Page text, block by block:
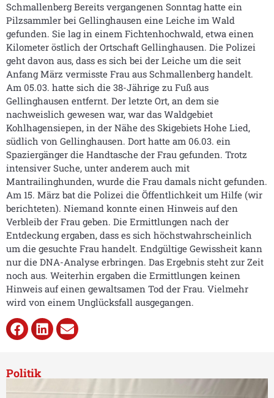
Schmallenberg Bereits vergangenen Sonntag hatte ein
Pilzsammler bei Gellinghausen eine Leiche im Wald
gefunden. Sie lag in einem Fichtenhochwald, etwa einen
Kilometer östlich der Ortschaft Gellinghausen. Die Polizei
geht davon aus, dass es sich bei der Leiche um die seit
Anfang März vermisste Frau aus Schmallenberg handelt.
Am 05.03. hatte sich die 38-Jährige zu Fuß aus
Gellinghausen entfernt. Der letzte Ort, an dem sie
nachweislich gewesen war, war das Waldgebiet
Kohlhagensiepen, in der Nähe des Skigebiets Hohe Lied,
südlich von Gellinghausen. Dort hatte am 06.03. ein
Spaziergänger die Handtasche der Frau gefunden. Trotz
intensiver Suche, unter anderem auch mit
Mantrailinghunden, wurde die Frau damals nicht gefunden.
Am 15. März bat die Polizei die Öffentlichkeit um Hilfe (wir
berichteten). Niemand konnte einen Hinweis auf den
Verbleib der Frau geben. Die Ermittlungen nach der
Entdeckung ergaben, dass es sich höchstwahrscheinlich
um die gesuchte Frau handelt. Endgültige Gewissheit kann
nur die DNA-Analyse erbringen. Das Ergebnis steht zur Zeit
noch aus. Weiterhin ergaben die Ermittlungen keinen
Hinweis auf einen gewaltsamen Tod der Frau. Vielmehr
wird von einem Unglücksfall ausgegangen.
Politik